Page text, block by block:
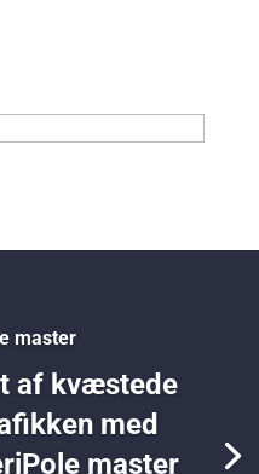
master
af kvæstede
med
master